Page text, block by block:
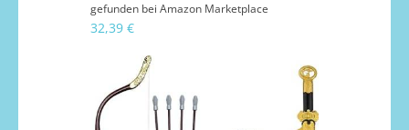
gefunden bei Amazon Marketplace
32,39 €